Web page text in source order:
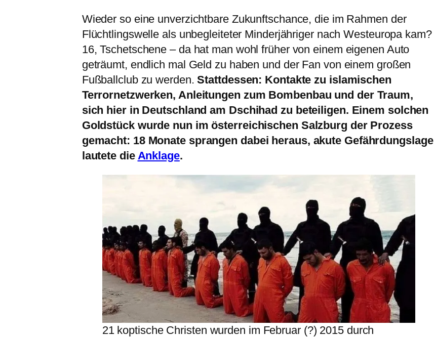
Wieder so eine unverzichtbare Zukunftschance, die im Rahmen der
Flüchtlingswelle als unbegleiteter Minderjähriger nach Westeuropa kam?
16, Tschetschene – da hat man wohl früher von einem eigenen Auto
geträumt, endlich mal Geld zu haben und der Fan von einem großen
Fußballclub zu werden.Stattdessen: Kontakte zu islamischen
Terrornetzwerken, Anleitungen zum Bombenbau und der Traum,
sich hier in Deutschland am Dschihad zu beteiligen. Einem solchen
Goldstück wurde nun im österreichischen Salzburg der Prozess
gemacht: 18 Monate sprangen dabei heraus, akute Gefährdungslage
lautete die Anklage.
21 koptische Christen wurden im Februar (?) 2015 durch